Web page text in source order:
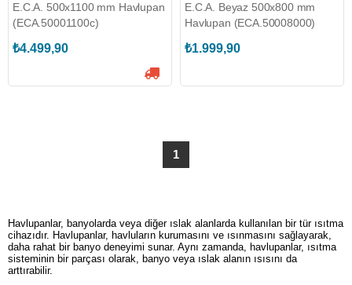
E.C.A. 500x1100 mm Havlupan
(ECA.50001100c)
₺4.499,90
E.C.A. Beyaz 500x800 mm
Havlupan (ECA.50008000)
₺1.999,90
1
Havlupanlar, banyolarda veya diğer ıslak alanlarda kullanılan bir tür ısıtma
cihazıdır. Havlupanlar, havluların kurumasını ve ısınmasını sağlayarak,
daha rahat bir banyo deneyimi sunar. Aynı zamanda, havlupanlar, ısıtma
sisteminin bir parçası olarak, banyo veya ıslak alanın ısısını da
arttırabilir.